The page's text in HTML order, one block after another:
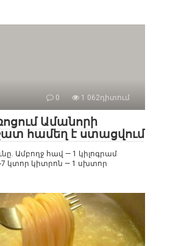
0 1 062դիտում
Ամանորի
համեղ է ստացվում
Ամբողջ հավ — 1 կիլոգրամ
7 կտոր կիտրոն — 1 սխտոր